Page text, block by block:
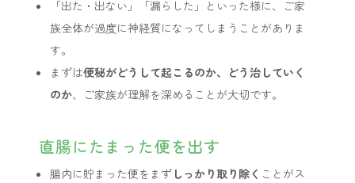
「出た・出ない」「漏らした」といった様に、ご家
族全体が過度に神経質になってしまうことがありま
す。
まずは便秘がどうして起こるのか、どう治していく
のか、ご家族が理解を深めることが大切です。
直腸にたまった便を出す
腸内に貯まった便をまず しっかり取り除く ことがス